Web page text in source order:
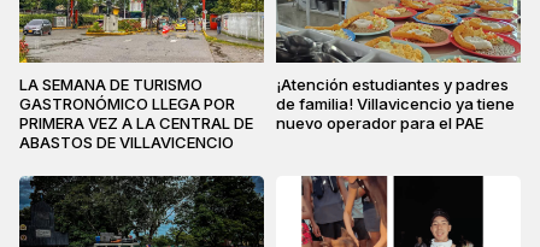
LA SEMANA DE TURISMO
GASTRONÓMICO LLEGA POR
PRIMERA VEZ A LA CENTRAL DE
ABASTOS DE VILLAVICENCIO
¡Atención estudiantes y padres
de familia! Villavicencio ya tiene
nuevo operador para el PAE